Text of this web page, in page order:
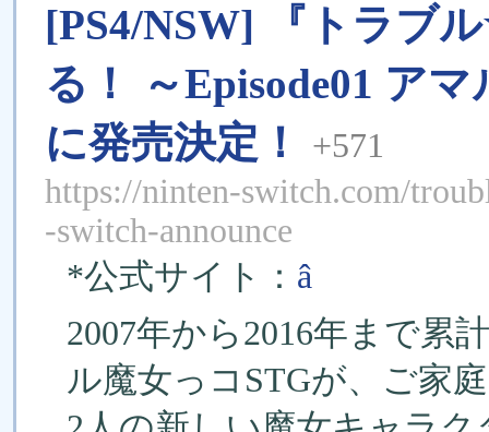
[PS4/NSW] 『トラブ
る！ ～Episode01 ア
に発売決定！
+571
https://ninten-switch.com/
-switch-announce
*公式サイト： â
2007年から2016年まで累
ル魔女っコSTGが、ご